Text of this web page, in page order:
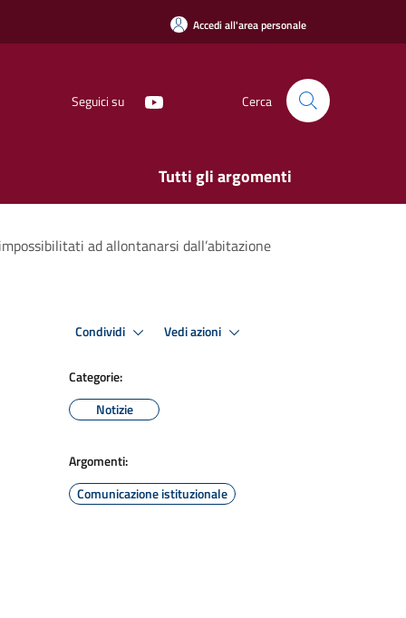
Accedi all'area personale
Seguici su Cerca
Tutti gli argomenti
ad allontanarsi dall’abitazione
Condividi Vedi azioni
Categorie:
Notizie
Argomenti:
Comunicazione istituzionale